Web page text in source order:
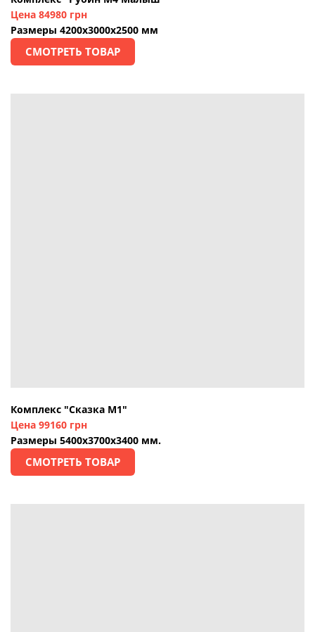
Цена 84980 грн
Размеры 4200х3000х2500 мм
СМОТРЕТЬ ТОВАР
Комплекс "Сказка М1"
Цена 99160 грн
Размеры 5400х3700х3400 мм.
СМОТРЕТЬ ТОВАР